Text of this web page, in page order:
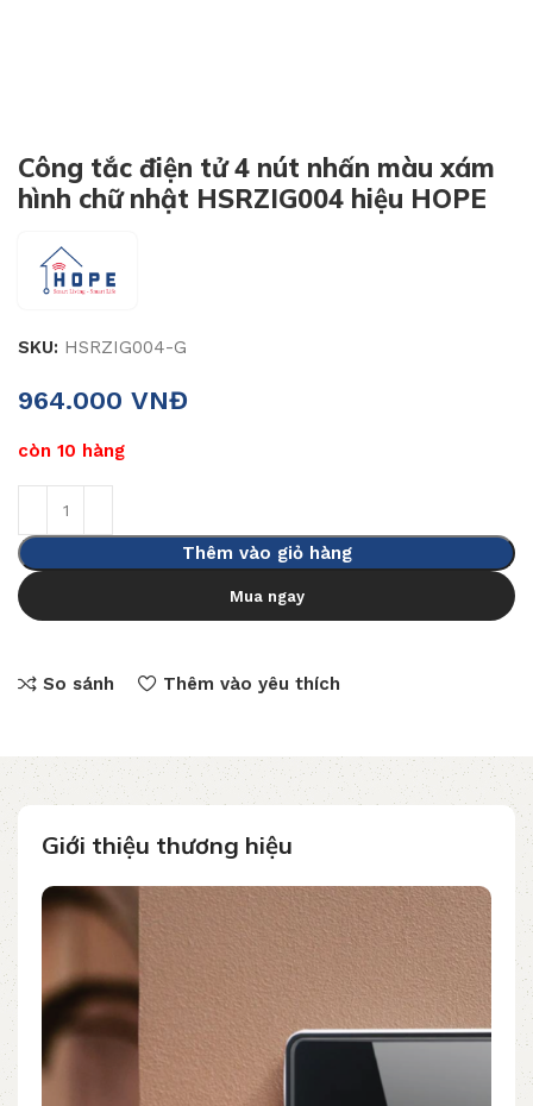
Công tắc điện tử 4 nút nhấn màu xám
hình chữ nhật HSRZIG004 hiệu HOPE
SKU: HSRZIG004-G
964.000 VNĐ
còn 10 hàng
Thêm vào giỏ hàng
Mua ngay
So sánh Thêm vào yêu thích
Giới thiệu thương hiệu